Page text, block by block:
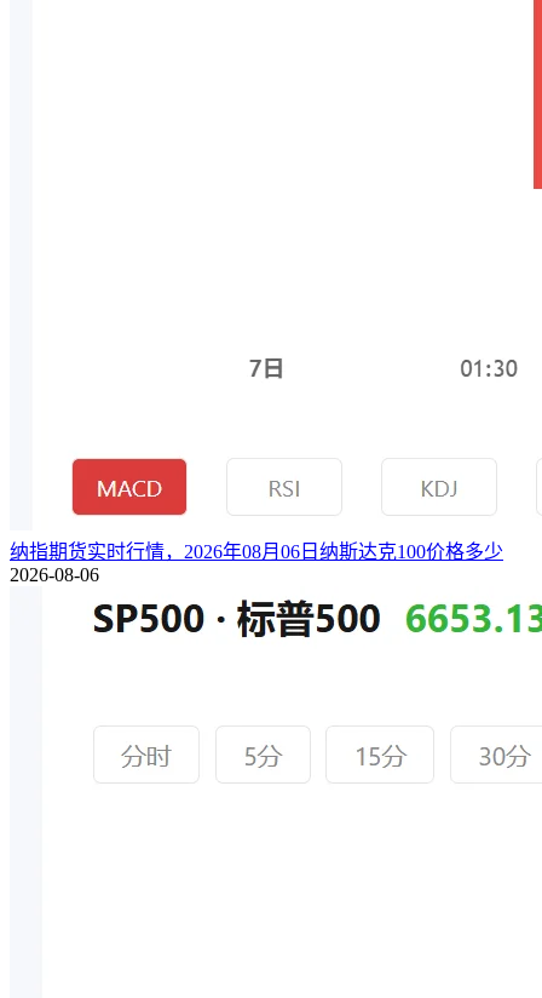
纳指期货实时行情，2026年08月06日纳斯达克100价格多少
2026-08-06